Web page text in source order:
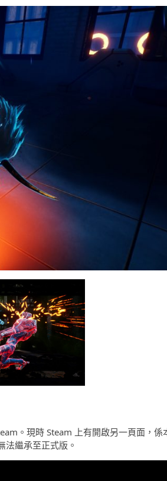
。現時 Steam 上有開啟另一頁面，係
繼承至正式版。